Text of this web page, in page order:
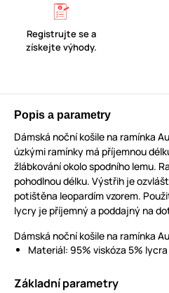
Registrujte se a
získejte výhody.
Popis a parametry
Dámská noční košile na ramínka
úzkými ramínky má příjemnou
žlábkování okolo spodního lemu.
pohodlnou délku. Výstřih je
potištěna leopardím vzorem.
lycry je příjemný a poddajný na
Dámská noční košile na ramínka
Materiál: 95% viskóza 5% lycra
Základní parametry